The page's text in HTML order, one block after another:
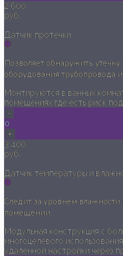
2 600
руб.
Датчик протечки
Позволяет обнаружить
оборудования трубопровода
Монтируются в ванных
помещениях где есть риск
-
0
+
3 400
руб.
Датчик температуры и
Следит за уровнем
помещении.
Модульная конструкция с
многоцелевого
удаленной настройки через